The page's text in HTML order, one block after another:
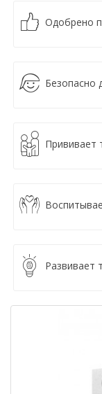
Одобрено
Безопасно
Прививает
Развивает